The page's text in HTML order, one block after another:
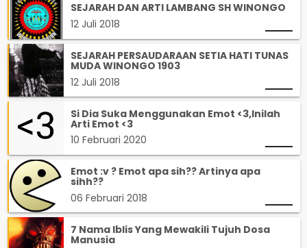
SEJARAH DAN ARTI LAMBANG SH WINONGO
12 Juli 2018
SEJARAH PERSAUDARAAN SETIA HATI TUNAS
MUDA WINONGO 1903
12 Juli 2018
Si Dia Suka Menggunakan Emot <3,Inilah
Arti Emot <3
10 Februari 2020
Emot :v ? Emot apa sih?? Artinya apa
sihh??
06 Februari 2018
7 Nama Iblis Yang Mewakili Tujuh Dosa
Manusia